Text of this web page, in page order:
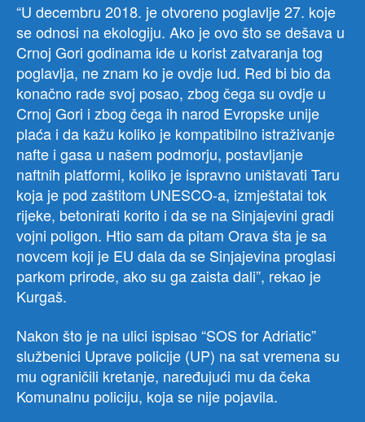
“U decembru 2018. je otvoreno poglavlje 27. koje
se odnosi na ekologiju. Ako je ovo što se dešava u
Crnoj Gori godinama ide u korist zatvaranja tog
poglavlja, ne znam ko je ovdje lud. Red bi bio da
konačno rade svoj posao, zbog čega su ovdje u
Crnoj Gori i zbog čega ih narod Evropske unije
plaća i da kažu koliko je kompatibilno istraživanje
nafte i gasa u našem podmorju, postavljanje
naftnih platformi, koliko je ispravno uništavati Taru
koja je pod zaštitom UNESCO-a, izmještatai tok
rijeke, betonirati korito i da se na Sinjajevini gradi
vojni poligon. Htio sam da pitam Orava šta je sa
novcem koji je EU dala da se Sinjajevina proglasi
parkom prirode, ako su ga zaista dali”, rekao je
Kurgaš.
Nakon što je na ulici ispisao “SOS for Adriatic”
službenici Uprave policije (UP) na sat vremena su
mu ograničili kretanje, naređujući mu da čeka
Komunalnu policiju, koja se nije pojavila.